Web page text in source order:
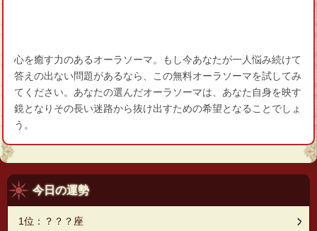
心を癒す力のあるオーラソーマ。もし今あなたが一人悩み続けて
答えの出ない問題があるなら、この無料オーラソーマを試してみ
てください。あなたの選んだオーラソーマは、あなた自身を映す
鏡となりその長い迷路から抜け出すための希望となることでしょ
う。
今日の運勢
1位：？？？座